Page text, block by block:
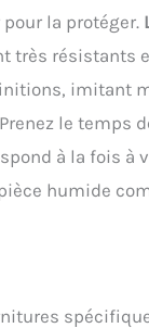
la protéger.
très résistants
imitant
le temps
à la fois à
humide